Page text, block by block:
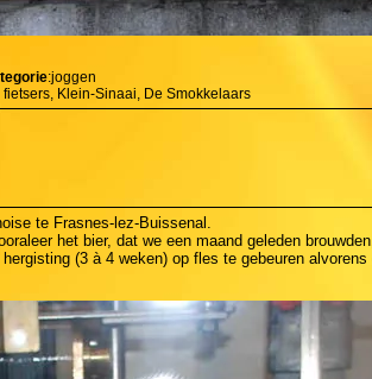
:joggen
fietsers, Klein-Sinaai, De Smokkelaars
te Frasnes-lez-Buissenal.
het bier, dat we een maand geleden
(3 à 4 weken) op fles te gebeuren